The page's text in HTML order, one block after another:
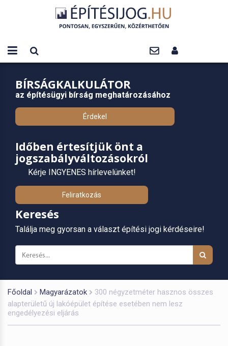
BÍRSÁGKALKULÁTOR
az építésügyi bírság meghatározásához
Érdekel
Időben értesítjük önt a
jogszabályváltozásokról
Kérje INGYENES hírlevelünket!
Feliratkozás
Keresés
Találja meg gyorsan a választ építési jogi kérdéseire!
Főoldal Magyarázatok
300 négyzetméter hasznos összes
alapterületű új lakóépület építése esetében nem lesz
engedélyezési eljárás